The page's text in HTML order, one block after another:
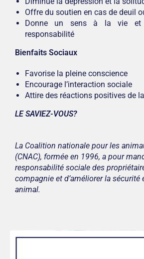
Offre du soutien en cas de deuil
Donne un sens à la vie et
responsabilité
Bienfaits Sociaux
Favorise la pleine conscience
Encourage l’interaction sociale
Attire des réactions positives de
LE SAVIEZ-VOUS?
La Coalition nationale pour les
(CNAC), formée en 1996, a pour
responsabilité sociale des
compagnie et d’améliorer la sécurité
animal.